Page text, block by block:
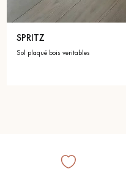
SPRITZ
sol plaqué bois veritables